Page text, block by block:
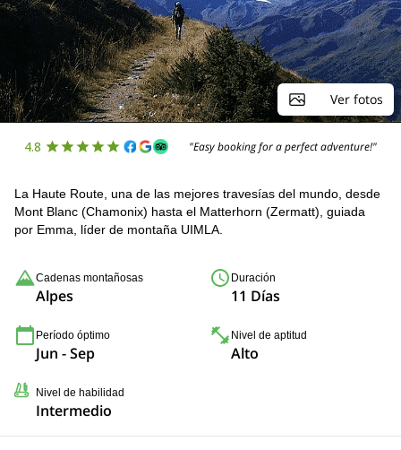
Ver fotos
4.8 "Easy booking for a perfect adventure!"
La Haute Route, una de las mejores travesías del mundo, desde
Mont Blanc (Chamonix) hasta el Matterhorn (Zermatt), guiada
por Emma, líder de montaña UIMLA.
Cadenas montañosas
Alpes
Duración
11 Días
Período óptimo
Jun - Sep
Nivel de aptitud
Alto
Nivel de habilidad
Intermedio